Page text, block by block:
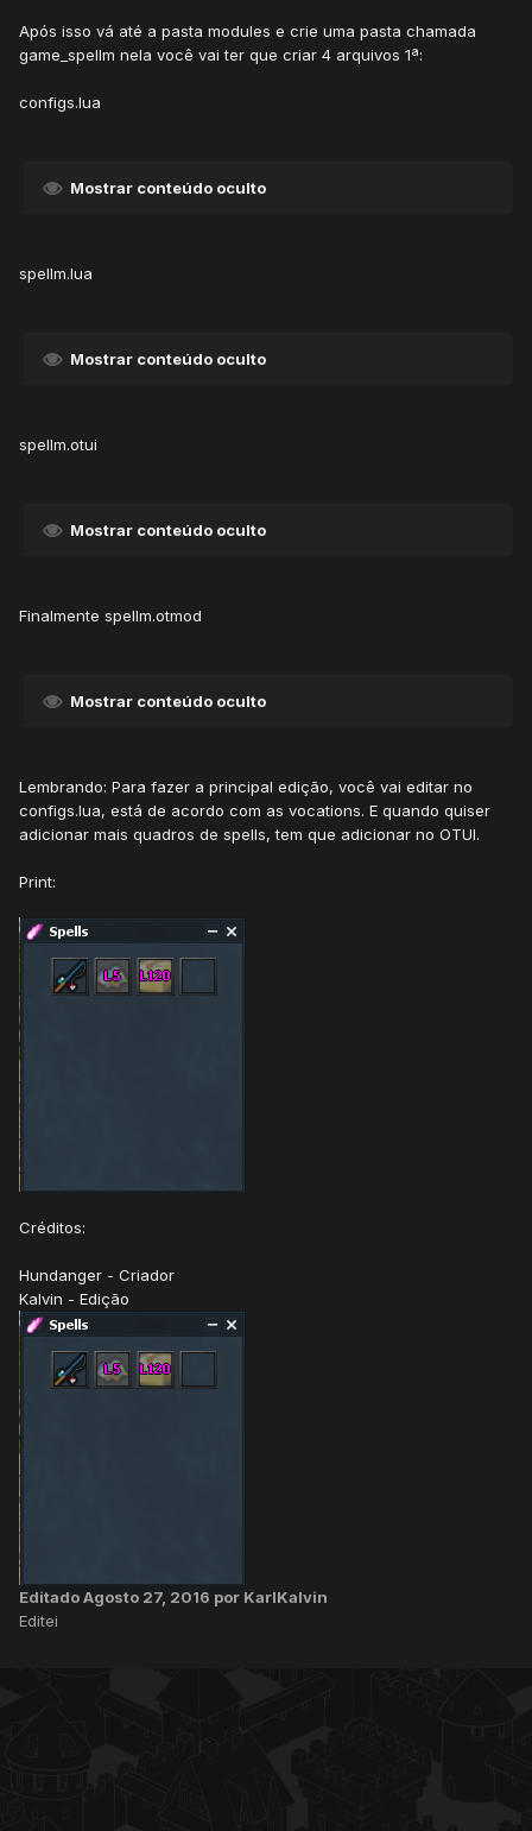
Após isso vá até a pasta modules e crie uma pasta chamada
game_spellm nela você vai ter que criar 4 arquivos 1ª:
configs.lua
Mostrar conteúdo oculto
spellm.lua
Mostrar conteúdo oculto
spellm.otui
Mostrar conteúdo oculto
Finalmente spellm.otmod
Mostrar conteúdo oculto
Lembrando: Para fazer a principal edição, você vai editar no
configs.lua, está de acordo com as vocations. E quando quiser
adicionar mais quadros de spells, tem que adicionar no OTUI.
Print:
Créditos:
Hundanger - Criador
Kalvin - Edição
EditadoAgosto 27, 2016 por KarlKalvin
Editei